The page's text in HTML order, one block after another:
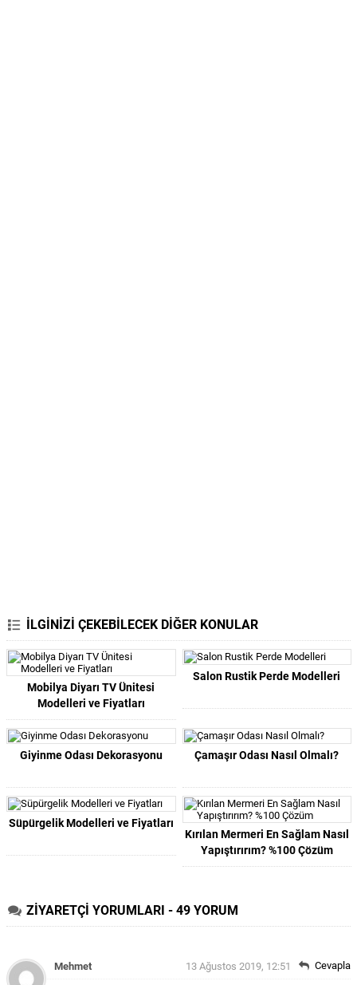
İLGİNİZİ ÇEKEBİLECEK DİĞER KONULAR
Mobilya Diyarı TV Ünitesi
Modelleri ve Fiyatları
Salon Rustik Perde Modelleri
Giyinme Odası Dekorasyonu Çamaşır Odası Nasıl Olmalı?
Süpürgelik Modelleri ve Fiyatları
Kırılan Mermeri En Sağlam Nasıl
Yapıştırırım? %100 Çözüm
ZİYARETÇİ YORUMLARI - 49 YORUM
Mehmet 13 Ağustos 2019, 12:51 Cevapla